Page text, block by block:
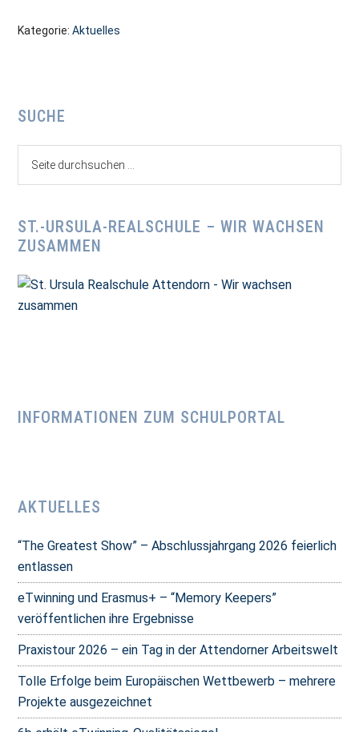
Kategorie:Aktuelles
Seitenspalte
SUCHE
ST.-URSULA-REALSCHULE – WIR WACHSEN
ZUSAMMEN
INFORMATIONEN ZUM SCHULPORTAL
AKTUELLES
“The Greatest Show” – Abschlussjahrgang 2026 feierlich
entlassen
eTwinning und Erasmus+ – “Memory Keepers”
veröffentlichen ihre Ergebnisse
Praxistour 2026 – ein Tag in der Attendorner Arbeitswelt
Tolle Erfolge beim Europäischen Wettbewerb – mehrere
Projekte ausgezeichnet